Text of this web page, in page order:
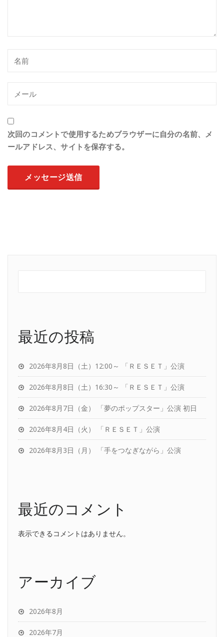
次回のコメントで使用するためブラウザーに自分の名前、メ
ールアドレス、サイトを保存する。
最近の投稿
2026年8月8日（土）12:00～ 「ＲＥＳＥＴ」公演
2026年8月8日（土）16:30～ 「ＲＥＳＥＴ」公演
2026年8月7日（金） 「夢のポップスター」公演 初日
2026年8月4日（火） 「ＲＥＳＥＴ」公演
2026年8月3日（月） 「手をつなぎながら」公演
最近のコメント
表示できるコメントはありません。
アーカイブ
2026年8月
2026年7月